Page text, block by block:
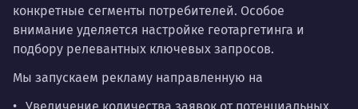
конкретные сегменты потребителей. Особое
внимание уделяется настройке геотаргетинга и
подбору релевантных ключевых запросов.
Мы запускаем рекламу направленную на